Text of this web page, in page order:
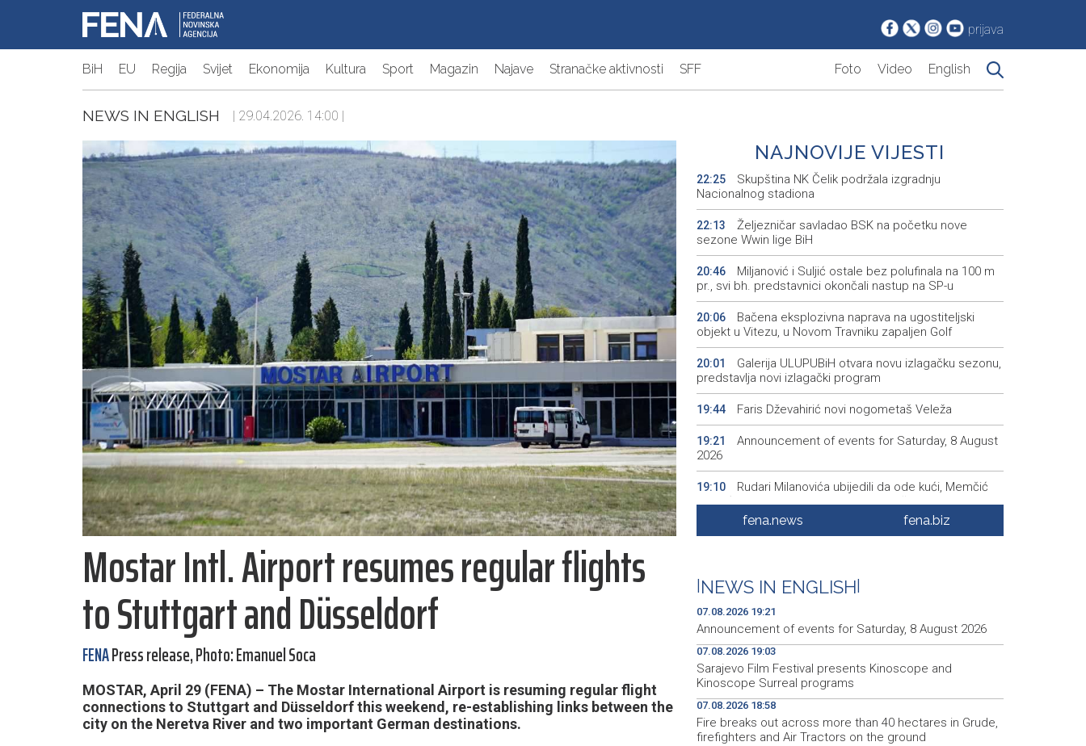
prijava
BiH EU Regija Svijet Ekonomija Kultura Sport Magazin Najave Stranačke aktivnosti SFF Foto Video English
NEWS IN ENGLISH | 29.04.2026. 14:00 |
Mostar Intl. Airport resumes regular flights
to Stuttgart and Düsseldorf
FENAPress release, Photo: Emanuel Soca
MOSTAR, April 29 (FENA) – The Mostar International Airport is resuming regular flight
connections to Stuttgart and Düsseldorf this weekend, re-establishing links between the
city on the Neretva River and two important German destinations.
NAJNOVIJE VIJESTI
22:25
Skupština NK Čelik podržala izgradnju
Nacionalnog stadiona
22:13
Željezničar savladao BSK na početku nove
sezone Wwin lige BiH
20:46
Miljanović i Suljić ostale bez polufinala na 100 m
pr., svi bh. predstavnici okončali nastup na SP-u
20:06
Bačena eksplozivna naprava na ugostiteljski
objekt u Vitezu, u Novom Travniku zapaljen Golf
20:01
Galerija ULUPUBiH otvara novu izlagačku sezonu,
predstavlja novi izlagački program
19:44 Faris Dževahirić novi nogometaš Veleža
19:21
Announcement of events for Saturday, 8 August
2026
19:10
Rudari Milanovića ubijedili da ode kući, Memčić
se već ponovo vratio u jamu 'Raspotočje'
Sarajevo Film Festival presents Kinoscope and
19:00 Najave događaja za 8. 8. 2026. godine (subota)
fena.news fena.biz
NEWS IN ENGLISH
07.08.2026 19:21
Announcement of events for Saturday, 8 August 2026
07.08.2026 19:03
Sarajevo Film Festival presents Kinoscope and
Kinoscope Surreal programs
07.08.2026 18:58
Fire breaks out across more than 40 hectares in Grude,
firefighters and Air Tractors on the ground